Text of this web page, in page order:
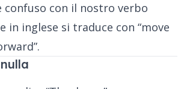
confuso con il nostro verbo
in inglese si traduce con “move